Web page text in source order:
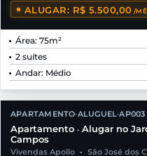
ALUGAR: R$ 5.500,00 /
Área: 75m²
2 suítes
Andar: Médio
APARTAMENTO•ALUGUEL•AP003
Apartamento • Alugar no
Campos
Vivendas Apollo • São José dos